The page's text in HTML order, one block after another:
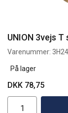
UNION 3vejs
Varenummer:
På lager
DKK 78,75